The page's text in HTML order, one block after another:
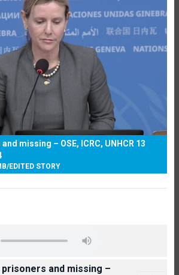
missing – OSE, ICRC, UNHCR 13
/EDITED STORY
prisoners and missing –